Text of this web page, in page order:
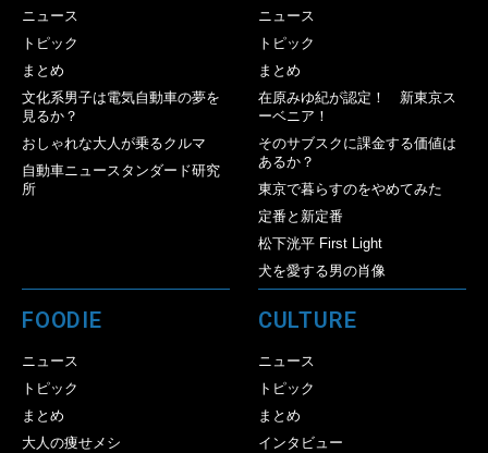
ニュース
トピック
まとめ
文化系男子は電気自動車の夢を
見るか？
おしゃれな大人が乗るクルマ
自動車ニュースタンダード研究
所
ニュース
トピック
まとめ
在原みゆ紀が認定！ 新東京ス
ーベニア！
そのサブスクに課金する価値は
あるか？
東京で暮らすのをやめてみた
定番と新定番
松下洸平 First Light
犬を愛する男の肖像
FOODIE
ニュース
トピック
まとめ
大人の痩せメシ
CULTURE
ニュース
トピック
まとめ
インタビュー